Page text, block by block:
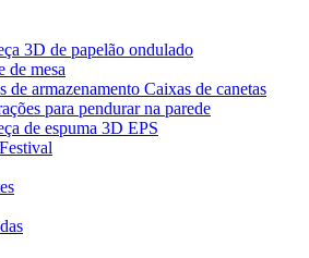
3D de papelão ondulado
de mesa
de armazenamento Caixas de canetas
para pendurar na parede
de espuma 3D EPS